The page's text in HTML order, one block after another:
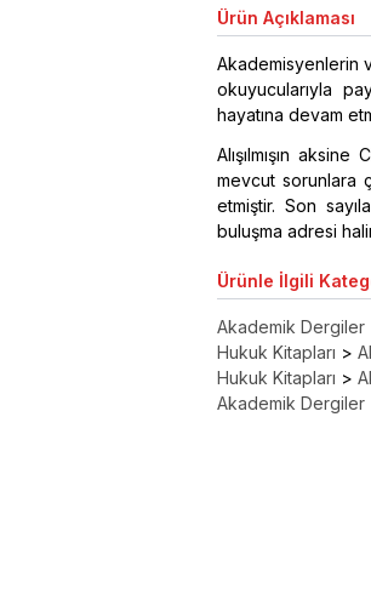
Ürün Açıklaması
Akademisyenlerin
okuyucularıyla
hayatına devam
Alışılmışın
mevcut sorunlara
etmiştir. Son
buluşma adresi
Ürünle İlgili
Akademik Dergiler
Hukuk Kitapları >
Hukuk Kitapları >
Akademik Dergiler